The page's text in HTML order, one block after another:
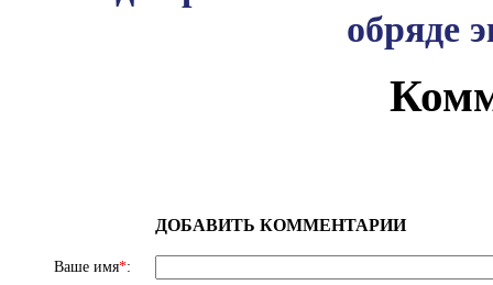
обряде
ДОБАВИТЬ КОММЕНТАРИИ
Ваше имя*: